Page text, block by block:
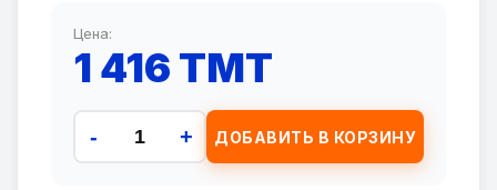
Цена:
1 416 TMT
- + ДОБАВИТЬ В КОРЗИНУ